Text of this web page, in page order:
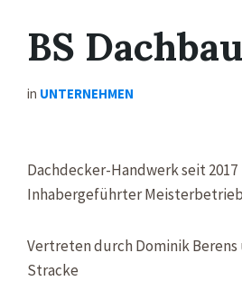
BS Dachbau
in UNTERNEHMEN
Dachdecker-Handwerk seit 2017
Inhabergeführter Meisterbetrieb
Vertreten durch Dominik
Stracke